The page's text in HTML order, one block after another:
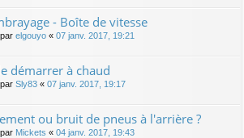
- Boîte de vitesse
elgouyo « 07 janv. 2017, 19:21
démarrer à chaud
Sly83 « 07 janv. 2017, 19:17
ou bruit de pneus à l'arrière ?
Mickets « 04 janv. 2017, 19:43